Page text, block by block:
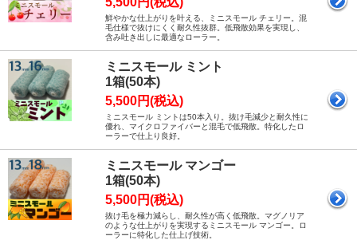
鮮やかな仕上がりを叶える、ミニスモール チェリー。混
毛仕様で抜けにくく耐久性抜群。低飛散効果を実現し、
含み吐き出しに最適なローラー。
ミニスモール ミント
1箱(50本)
5,500円(税込)
ミニスモール ミントは50本入り。抜け毛減少と耐久性に
優れ、マイクロファイバーと混毛で低飛散。特化したロ
ーラーで仕上り良好。
ミニスモール マンゴー
1箱(50本)
5,500円(税込)
抜け毛を極力減らし、耐久性が高く低飛散。マグノリア
のような仕上がりを実現するミニスモール マンゴー。ロ
ーラーに特化した仕上げ技術。